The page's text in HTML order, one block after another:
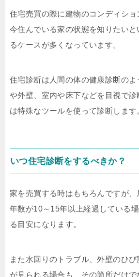
住宅売買の際に建物のコンディショ
今住んでいる家の状態を知りたい
るケースが多くなっています。
住宅診断は人間の体の健康診断のよ
や外壁、室内や床下などを目視で診
は特殊なツールを使って診断します
いつ住宅診断をするべきか？
家を売買する時はもちろんですが
年数が10～ 15年以上経過している
る目安になります。
また水回りのトラブル、外壁のひ
が見られる場合も、その箇所だけ